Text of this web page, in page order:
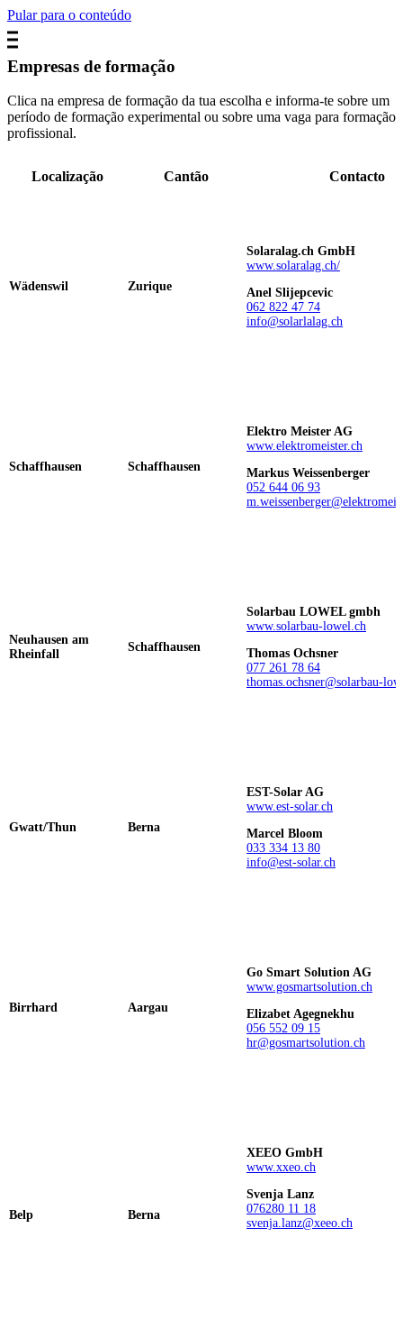
Pular para o conteúdo
Empresas de formação
Clica na empresa de formação da tua escolha e informa-te sobre um
período de formação experimental ou sobre uma vaga para formação
profissional.
Localização Cantão Contacto
Wädenswil Zurique
Solaralag.ch GmbH
www.solaralag.ch/
Anel Slijepcevic
062 822 47 74
info@solarlalag.ch
Schaffhausen Schaffhausen
Elektro Meister AG
www.elektromeister.ch
Markus Weissenberger
052 644 06 93
Neuhausen am
Rheinfall
Schaffhausen
Solarbau LOWEL gmbh
www.solarbau-lowel.ch
Thomas Ochsner
077 261 78 64
thomas.ochsner@solarbau-
Gwatt/Thun Berna
EST-Solar AG
www.est-solar.ch
Marcel Bloom
033 334 13 80
info@est-solar.ch
Birrhard Aargau
Go Smart Solution AG
www.gosmartsolution.ch
Elizabet Agegnekhu
056 552 09 15
hr@gosmartsolution.ch
Belp Berna
XEEO GmbH
www.xxeo.ch
Svenja Lanz
076280 11 18
svenja.lanz@xeeo.ch